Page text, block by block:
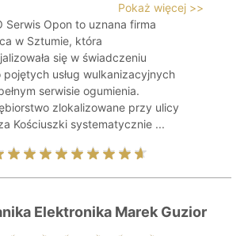
Pokaż więcej >>
Serwis Opon to uznana firma
w Sztumie, która
się w świadczeniu
pojętych usług wulkanizacyjnych
serwisie ogumienia.
zlokalizowane przy ulicy
Kościuszki systematycznie ...
Elektronika Marek Guzior